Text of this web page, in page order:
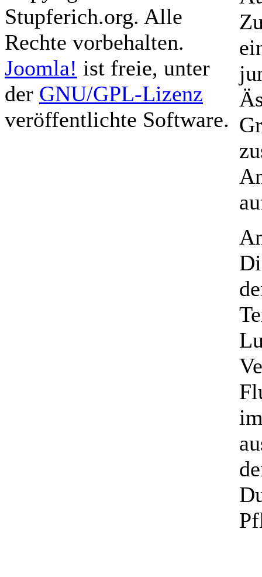
Stupferich.org. Alle
Rechte vorbehalten.
Joomla! ist freie, unter
der GNU/GPL-Lizenz
veröffentlichte Software.